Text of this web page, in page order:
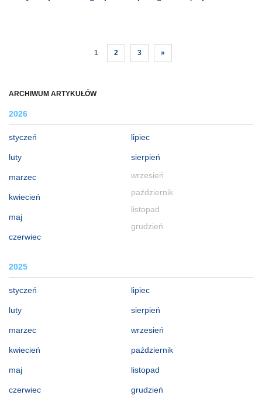
ARCHIWUM ARTYKUŁÓW
2026
styczeń
luty
marzec
kwiecień
maj
czerwiec
lipiec
sierpień
wrzesień
październik
listopad
grudzień
2025
styczeń
luty
marzec
kwiecień
maj
czerwiec
lipiec
sierpień
wrzesień
październik
listopad
grudzień
1 2 3 »